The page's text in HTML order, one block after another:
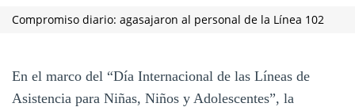
Compromiso diario: agasajaron al personal de la Línea 102
En el marco del “Día Internacional de las Líneas de
Asistencia para Niñas, Niños y Adolescentes”, la